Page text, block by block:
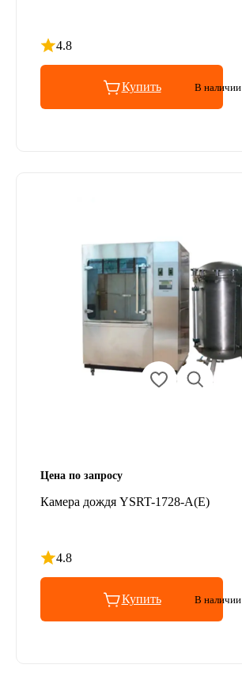
4.8
Рейтинг 4.8 из 5
Купить В наличии
Цена по запросу
Камера дождя YSRT-1728-A(E)
4.8
Рейтинг 4.8 из 5
Купить В наличии